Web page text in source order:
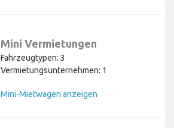
Mini Vermietungen
Fahrzeugtypen: 3
Vermietungsunternehmen: 1
Mini-Mietwagen anzeigen